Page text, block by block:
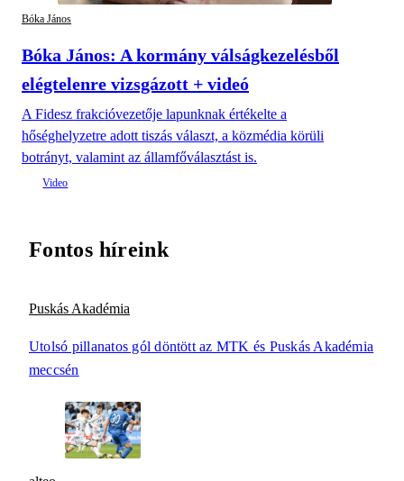
Bóka János
Bóka János: A kormány válságkezelésből
elégtelenre vizsgázott + videó
A Fidesz frakcióvezetője lapunknak értékelte a
hőséghelyzetre adott tiszás választ, a közmédia körüli
botrányt, valamint az államfőválasztást is.
Fontos híreink
Puskás Akadémia
Utolsó pillanatos gól döntött az MTK és Puskás Akadémia
meccsén